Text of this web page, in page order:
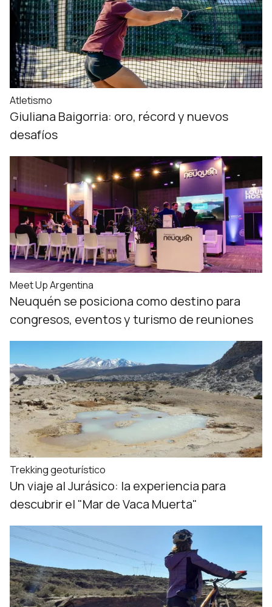
Atletismo
Giuliana Baigorria: oro, récord y nuevos
desafíos
Meet Up Argentina
Neuquén se posiciona como destino para
congresos, eventos y turismo de reuniones
Trekking geoturístico
Un viaje al Jurásico: la experiencia para
descubrir el "Mar de Vaca Muerta"